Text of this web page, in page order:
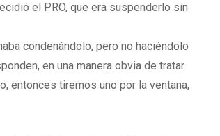
el PRO, que era suspenderlo sin
condenándolo, pero no haciéndolo
en una manera obvia de tratar
entonces tiremos uno por la ventana,